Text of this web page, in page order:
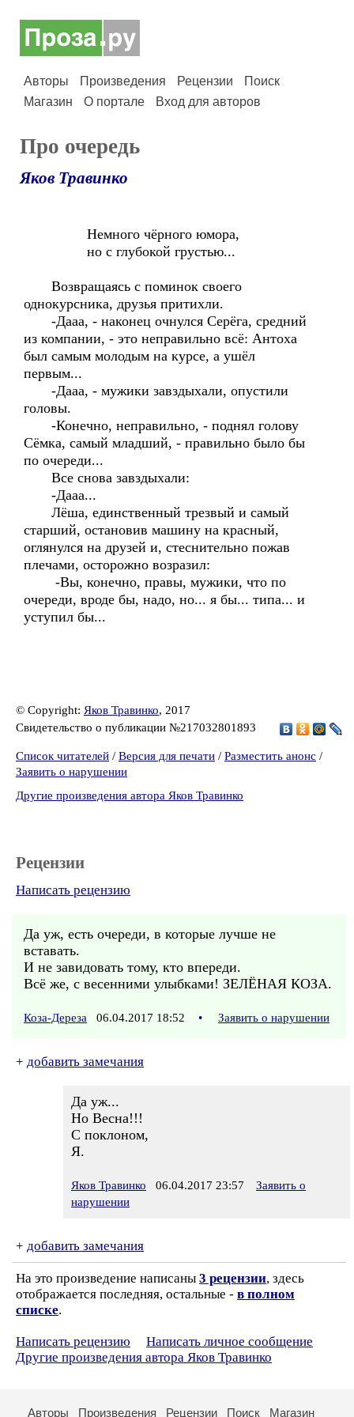
Авторы Произведения Рецензии
Поиск
Магазин
О портале Вход для авторов
Про очередь
Яков Травинко
Немного чёрного юмора,
но с глубокой грустью...
Возвращаясь с поминок своего
однокурсника, друзья притихли.
-Дааа, - наконец очнулся Серёга, средний
из компании, - это неправильно всё: Антоха
был самым молодым на курсе, а ушёл
первым...
-Дааа, - мужики завздыхали, опустили
головы.
-Конечно, неправильно, - поднял голову
Сёмка, самый младший, - правильно было бы
по очереди...
Все снова завздыхали:
-Дааа...
Лёша, единственный трезвый и самый
старший, остановив машину на красный,
оглянулся на друзей и, стеснительно пожав
плечами, осторожно возразил:
-Вы, конечно, правы, мужики, что по
очереди, вроде бы, надо, но... я бы... типа... и
уступил бы...
© Copyright: Яков Травинко, 2017
Свидетельство о публикации №217032801893
Список читателей / Версия для печати / Разместить анонс /
Заявить о нарушении
Другие произведения автора Яков Травинко
Рецензии
Написать рецензию
Да уж, есть очереди, в которые лучше не
вставать.
И не завидовать тому, кто впереди.
Всё же, с весенними улыбками! ЗЕЛЁНАЯ КОЗА.
Коза-Дереза 06.04.2017 18:52 • Заявить о нарушении
+ добавить замечания
Да уж...
Но Весна!!!
С поклоном,
Я.
Яков Травинко 06.04.2017 23:57
Заявить о
нарушении
+ добавить замечания
На это произведение написаны 3 рецензии, здесь
отображается последняя, остальные - в полном
списке.
Написать рецензию
Написать личное сообщение
Другие произведения автора Яков Травинко
Авторы Произведения Рецензии Поиск Магазин